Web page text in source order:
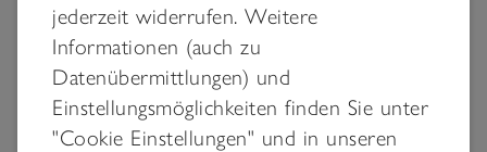
Sorry! This page might not
exist or was removed!
jederzeit widerrufen. Weitere
Informationen (auch zu
Datenübermittlungen) und
Einstellungsmöglichkeiten finden Sie unter
"Cookie Einstellungen" und in unseren